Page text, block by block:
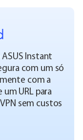
Instant
com um só
com a
URL para
sem custos